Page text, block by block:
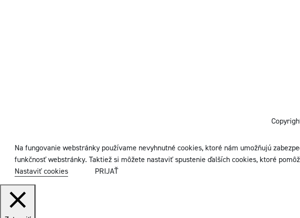
Na fungovanie webstránky používame nevyhnutné cookies, ktoré nám umožňujú
funkčnosť webstránky. Taktiež si môžete nastaviť spustenie ďalších cookies, ktoré
Nastaviť cookies
PRIJAŤ